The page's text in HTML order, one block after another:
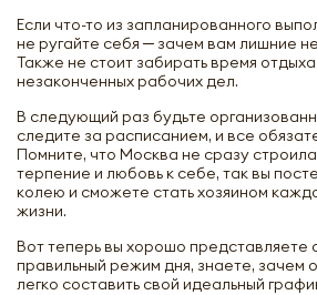
Если что-то из запланированного
не ругайте себя ─ зачем вам лишние
Также не стоит забирать время отдыха
незаконченных рабочих дел.
В следующий раз будьте
следите за расписанием, и все
Помните, что Москва не сразу
терпение и любовь к себе, так вы
колею и сможете стать хозяином
жизни.
Вот теперь вы хорошо представляете
правильный режим дня, знаете, зачем
легко составить свой идеальный